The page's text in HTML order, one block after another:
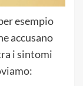
esempio
accusano
i sintomi